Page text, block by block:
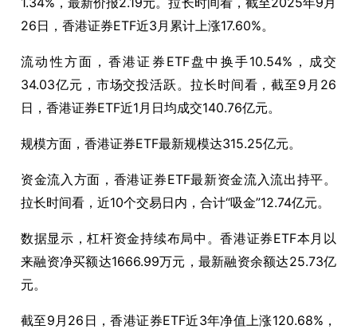
26日，香港证券ETF近3月累计上涨17.60%。
流动性方面，香港证券ETF盘中换手10.54%，成交
34.03亿元，市场交投活跃。拉长时间看，截至9月26
日，香港证券ETF近1月日均成交140.76亿元。
规模方面，香港证券ETF最新规模达315.25亿元。
资金流入方面，香港证券ETF最新资金流入流出持平。
拉长时间看，近10个交易日内，合计“吸金”12.74亿元。
数据显示，杠杆资金持续布局中。香港证券ETF本月以
来融资净买额达1666.99万元，最新融资余额达25.73亿
元。
截至9月26日，香港证券ETF近3年净值上涨120.68%，